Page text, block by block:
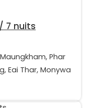
7 nuits
Phar
Eai Thar, Monywa